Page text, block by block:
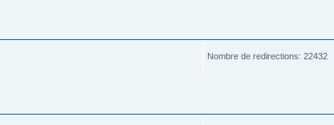
Nombre de redirections: 22432